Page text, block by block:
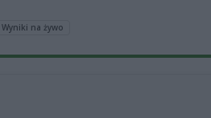
Wyniki na żywo